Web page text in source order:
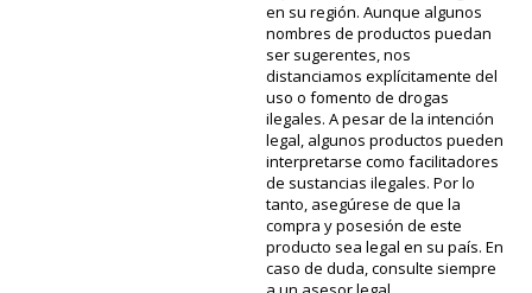
en su región. Aunque algunos
nombres de productos puedan
ser sugerentes, nos
distanciamos explícitamente del
uso o fomento de drogas
ilegales. A pesar de la intención
legal, algunos productos pueden
interpretarse como facilitadores
de sustancias ilegales. Por lo
tanto, asegúrese de que la
compra y posesión de este
producto sea legal en su país. En
caso de duda, consulte siempre